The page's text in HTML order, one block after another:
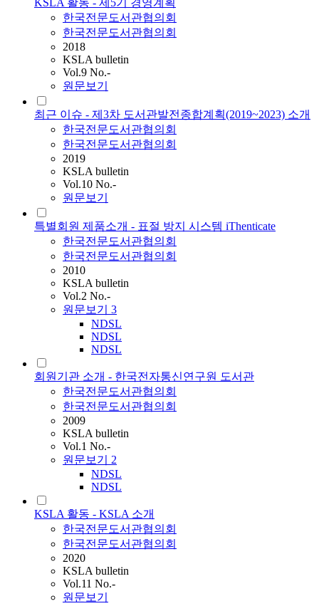
KSLA 활동 - 제5기 경영계획
한국전문도서관협의회
한국전문도서관협의회
2018
KSLA bulletin
Vol.9 No.-
원문보기
최근 이슈 - 제3차 도서관발전종합계획(2019~2023) 소개
한국전문도서관협의회
한국전문도서관협의회
2019
KSLA bulletin
Vol.10 No.-
원문보기
특별회원 제품소개 - 표절 방지 시스템 iThenticate
한국전문도서관협의회
한국전문도서관협의회
2010
KSLA bulletin
Vol.2 No.-
원문보기 3
NDSL
NDSL
NDSL
회원기관 소개 - 한국전자통신연구원 도서관
한국전문도서관협의회
한국전문도서관협의회
2009
KSLA bulletin
Vol.1 No.-
원문보기 2
NDSL
NDSL
KSLA 활동 - KSLA 소개
한국전문도서관협의회
한국전문도서관협의회
2020
KSLA bulletin
Vol.11 No.-
원문보기